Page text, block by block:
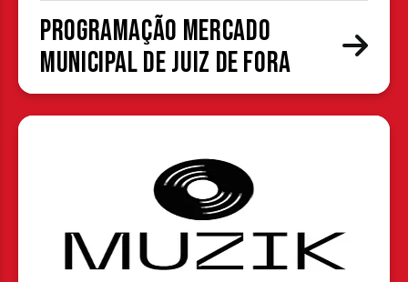
Programação Mercado
Municipal de Juiz de Fora